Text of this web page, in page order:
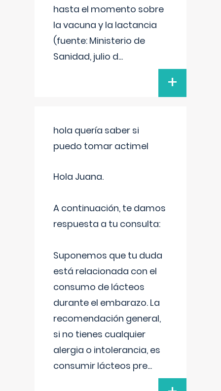
hasta el momento sobre
la vacuna y la lactancia
(fuente: Ministerio de
Sanidad, julio d...
+
hola quería saber si
puedo tomar actimel
Hola Juana.
A continuación, te damos
respuesta a tu consulta:
Suponemos que tu duda
está relacionada con el
consumo de lácteos
durante el embarazo. La
recomendación general,
si no tienes cualquier
alergia o intolerancia, es
consumir lácteos pre...